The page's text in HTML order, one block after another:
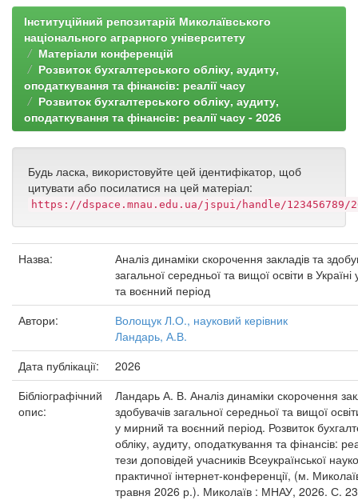
Інституційний репозитарій Миколаївського
національного аграрного університету
Матеріали конференцій
Розвиток бухгалтерського обліку, аудиту,
оподаткування та фінансів: реалії часу
Розвиток бухгалтерського обліку, аудиту,
оподаткування та фінансів: реалії часу - 2026
Будь ласка, використовуйте цей ідентифікатор, щоб
цитувати або посилатися на цей матеріал:
https://dspace.mnau.edu.ua/jspui/handle/123456789/
Назва:
Аналіз динаміки скорочення закладів та
загальної середньої та вищої освіти в
та воєнний період
Автори:
Волощук Л.О., науковий керівник
Ландарь, А.В.
Дата публікації:
2026
Бібліографічний
опис:
Ландарь А. В. Аналіз динаміки скорочення
здобувачів загальної середньої та вищої
у мирний та воєнний період. Розвиток
обліку, аудиту, оподаткування та фінансів:
тези доповідей учасників Всеукраїнської
практичної інтернет-конференції, (м.
травня 2026 р.). Миколаїв : МНАУ, 2026. С.